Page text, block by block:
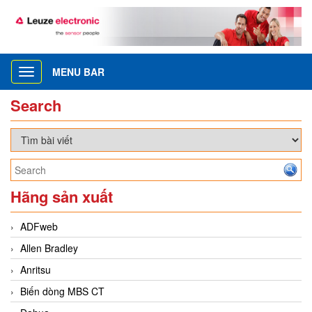
Toggle
navigation
MENU BAR
Search
Hãng sản xuất
ADFweb
Allen Bradley
Anritsu
Biến dòng MBS CT